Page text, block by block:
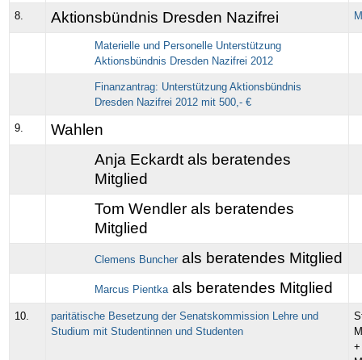
8. Aktionsbündnis Dresden Nazifrei
Materielle und Personelle Unterstützung
Aktionsbündnis Dresden Nazifrei 2012
Finanzantrag: Unterstützung Aktionsbündnis
Dresden Nazifrei 2012 mit 500,- €
9.
Wahlen
Anja Eckardt als beratendes
Mitglied
Tom Wendler als beratendes
Mitglied
Clemens Buncherals beratendes Mitglied
Marcus Pientkaals beratendes Mitglied
10.
paritätische Besetzung der Senatskommission Lehre und
Studium mit Studentinnen und Studenten